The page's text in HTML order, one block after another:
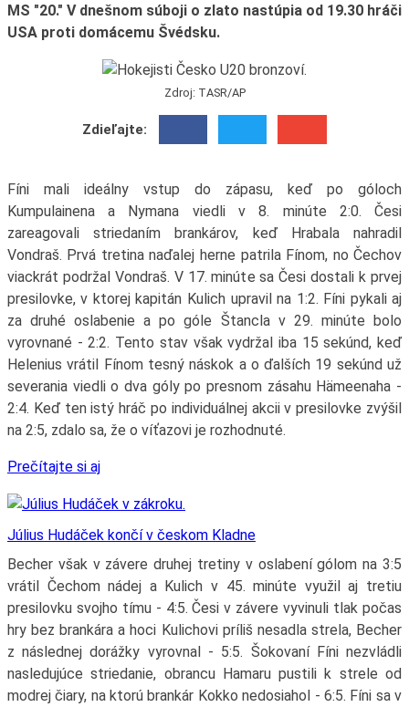
MS "20." V dnešnom súboji o zlato nastúpia od 19.30 hráči
USA proti domácemu Švédsku.
Zdroj: TASR/AP
Zdieľajte:
Fíni mali ideálny vstup do zápasu, keď po góloch
Kumpulainena a Nymana viedli v 8. minúte 2:0. Česi
zareagovali striedaním brankárov, keď Hrabala nahradil
Vondraš. Prvá tretina naďalej herne patrila Fínom, no Čechov
viackrát podržal Vondraš. V 17. minúte sa Česi dostali k prvej
presilovke, v ktorej kapitán Kulich upravil na 1:2. Fíni pykali aj
za druhé oslabenie a po góle Štancla v 29. minúte bolo
vyrovnané - 2:2. Tento stav však vydržal iba 15 sekúnd, keď
Helenius vrátil Fínom tesný náskok a o ďalších 19 sekúnd už
severania viedli o dva góly po presnom zásahu Hämeenaha -
2:4. Keď ten istý hráč po individuálnej akcii v presilovke zvýšil
na 2:5, zdalo sa, že o víťazovi je rozhodnuté.
Prečítajte si aj
Július Hudáček končí v českom Kladne
Becher však v závere druhej tretiny v oslabení gólom na 3:5
vrátil Čechom nádej a Kulich v 45. minúte využil aj tretiu
presilovku svojho tímu - 4:5. Česi v závere vyvinuli tlak počas
hry bez brankára a hoci Kulichovi príliš nesadla strela, Becher
z následnej dorážky vyrovnal - 5:5. Šokovaní Fíni nezvládli
nasledujúce striedanie, obrancu Hamaru pustili k strele od
modrej čiary, na ktorú brankár Kokko nedosiahol - 6:5. Fíni sa v